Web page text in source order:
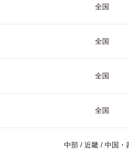
全国
全国
全国
全国
中部 / 近畿 / 中国・